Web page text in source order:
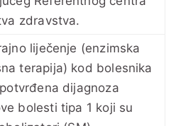
zdravstva.
liječenje (enzimska
terapija) kod bolesnika
dijagnoza
bolesti tipa 1 koji su